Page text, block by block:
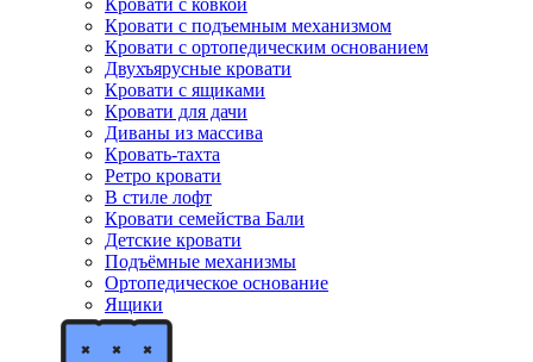
Кровати с ковкой
Кровати с подъемным механизмом
Кровати с ортопедическим основанием
Двухъярусные кровати
Кровати с ящиками
Кровати для дачи
Диваны из массива
Кровать-тахта
Ретро кровати
В стиле лофт
Кровати семейства Бали
Детские кровати
Подъёмные механизмы
Ортопедическое основание
Ящики